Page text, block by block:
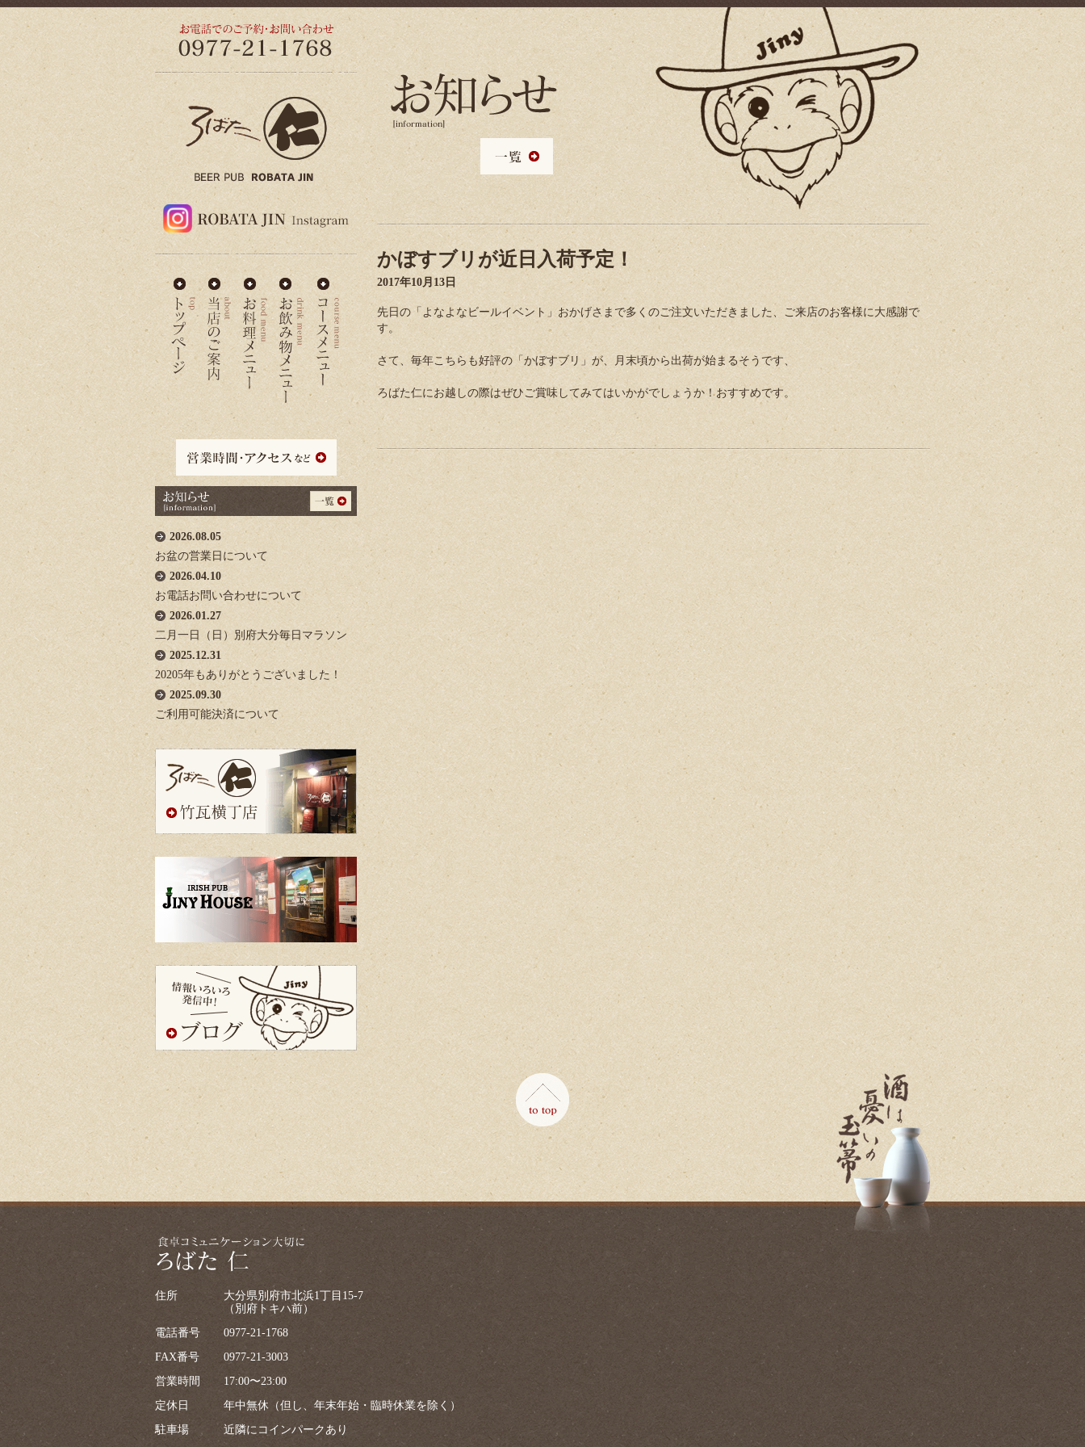
2026.08.05
お盆の営業日について
2026.04.10
お電話お問い合わせについて
2026.01.27
二月一日（日）別府大分毎日マラソン
2025.12.31
20205年もありがとうございました！
2025.09.30
ご利用可能決済について
かぼすブリが近日入荷予定！
2017年10月13日
先日の「よなよなビールイベント」おかげさまで多くのご注文いただきました、ご来店のお客様に大感謝で
す。
さて、毎年こちらも好評の「かぼすブリ」が、月末頃から出荷が始まるそうです、
ろばた仁にお越しの際はぜひご賞味してみてはいかがでしょうか！おすすめです。
住所
大分県別府市北浜1丁目15-7
（別府トキハ前）
電話番号
0977-21-1768
FAX番号
0977-21-3003
営業時間
17:00〜23:00
定休日
年中無休（但し、年末年始・臨時休業を除く）
駐車場
近隣にコインパークあり